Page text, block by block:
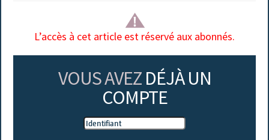
L’accès à cet article est réservé aux abonnés.
VOUS AVEZ DÉJÀ UN
COMPTE